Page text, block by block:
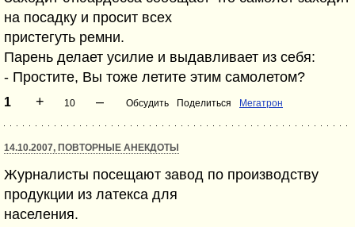
на посадку и просит всех
пристегуть ремни.
Парень делает усилие и выдавливает из себя:
- Простите, Вы тоже летите этим самолетом?
1 + 10 – Обсудить Поделиться Мегатрон
14.10.2007, ПОВТОРНЫЕ АНЕКДОТЫ
Журналисты посещают завод по производству
продукции из латекса для
населения.